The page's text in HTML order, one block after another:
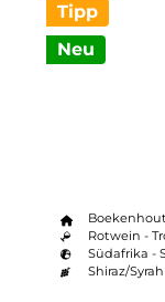
Tipp
Neu
Rotwein -
Südafrika -
Shiraz/